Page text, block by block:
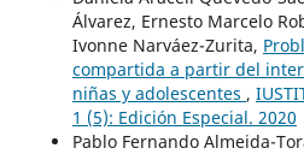
Álvarez, Ernesto Marcelo
Ivonne Narváez-Zurita,
compartida a partir del
niñas y adolescentes ,
1 (5): Edición Especial. 2020
Pablo Fernando Almeida-